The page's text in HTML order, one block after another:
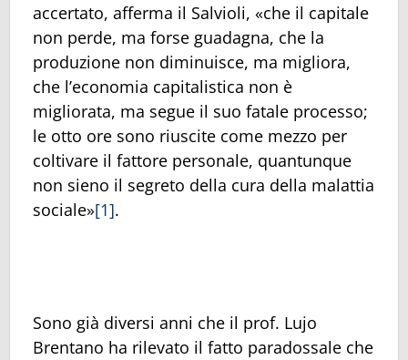
accertato, afferma il Salvioli, «che il capitale
non perde, ma forse guadagna, che la
produzione non diminuisce, ma migliora,
che l’economia capitalistica non è
migliorata, ma segue il suo fatale processo;
le otto ore sono riuscite come mezzo per
coltivare il fattore personale, quantunque
non sieno il segreto della cura della malattia
sociale»[1].
Sono già diversi anni che il prof. Lujo
Brentano ha rilevato il fatto paradossale che